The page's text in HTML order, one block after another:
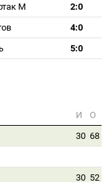
М
2:0
4:0
5:0
И
О
30 68
30 52